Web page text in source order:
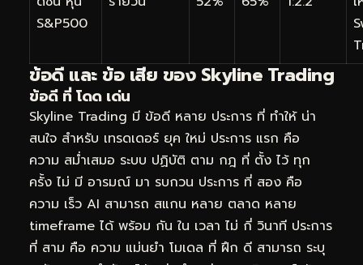
S&P500
ข้อดี และ ข้อ เสีย ของ Skyline Trading
ข้อดี ที่ โดด เด่น
Skyline Trading มี ข้อดี หลาย ประการ ที่ ทำให้ น่า
สนใจ สำหรับ เทรดเดอร์ ยุค ใหม่ ประการ แรก คือ
ความ สม่ำเสมอ ระบบ ปฏิบัติ ตาม กฎ ที่ ตั้ง ไว้ ทุก
ครั้ง ไม่ มี อารมณ์ มา รบกวน ประการ ที่ สอง คือ
ความ เร็ว AI สามารถ สแกน หลาย ตลาด หลาย
timeframe ได้ พร้อม กัน ใน เวลา ไม่ กี่ วินาที ประการ
ที่ สาม คือ ความ แม่นยำ โมเดล ที่ ฝึก ดี สามารถ ระบุ